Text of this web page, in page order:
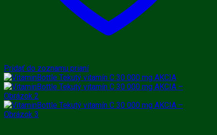
Pridať do zoznamu prianí